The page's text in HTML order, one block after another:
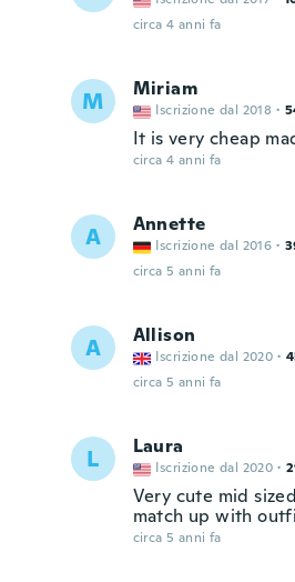
circa 4 anni fa
M Miriam
Iscrizione dal 2018 ·
It is very cheap
circa 4 anni fa
A Annette
Iscrizione dal 2016 ·
circa 5 anni fa
A Allison
Iscrizione dal 2020 ·
circa 5 anni fa
L Laura
Iscrizione dal 2020 ·
Very cute mid
match up with
circa 5 anni fa